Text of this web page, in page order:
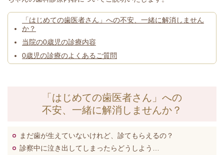
「はじめての歯医者さん」への不安、一緒に解消しません
か？
当院の0歳児の診療内容
0歳児の診療のよくあるご質問
「はじめての歯医者さん」への
不安、一緒に解消しませんか？
まだ歯が生えていないけれど、診てもらえるの？
診察中に泣き出してしまったらどうしよう…